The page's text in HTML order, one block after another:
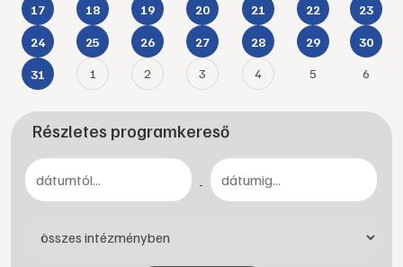
17 18 19 20 21 22 23
24 25 26 27 28 29 30
31 1 2 3 4 5 6
Részletes programkereső
-